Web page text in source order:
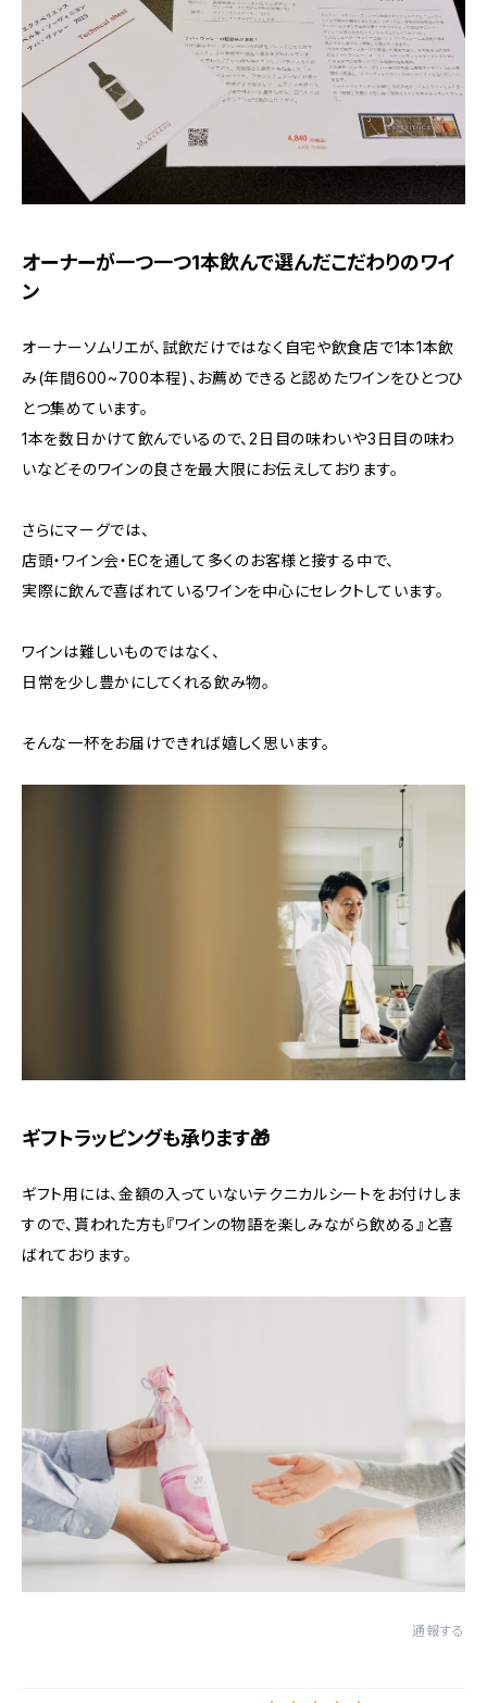
オーナーが一つ一つ1本飲んで選んだこだわりのワイ
ン
オーナーソムリエが、試飲だけではなく自宅や飲食店で1本1本飲
み(年間600~700本程)、お薦めできると認めたワインをひとつひ
とつ集めています。
1本を数日かけて飲んでいるので、2日目の味わいや3日目の味わ
いなどそのワインの良さを最大限にお伝えしております。
さらにマーグでは、
店頭・ワイン会・ECを通して多くのお客様と接する中で、
実際に飲んで喜ばれているワインを中心にセレクトしています。
ワインは難しいものではなく、
日常を少し豊かにしてくれる飲み物。
そんな一杯をお届けできれば嬉しく思います。
ギフトラッピングも承ります🎁
ギフト用には、金額の入っていないテクニカルシートをお付けしま
すので、貰われた方も『ワインの物語を楽しみながら飲める』と喜
ばれております。
通報する